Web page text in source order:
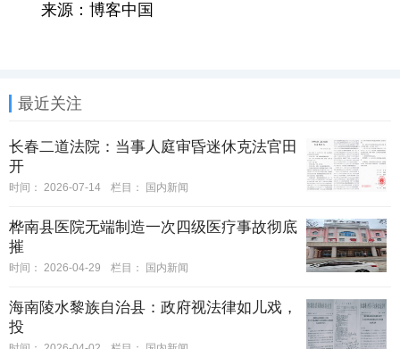
来源：博客中国
最近关注
长春二道法院：当事人庭审昏迷休克法官田
开
时间： 2026-07-14 栏目： 国内新闻
桦南县医院无端制造一次四级医疗事故彻底
摧
时间： 2026-04-29 栏目： 国内新闻
海南陵水黎族自治县：政府视法律如儿戏，
投